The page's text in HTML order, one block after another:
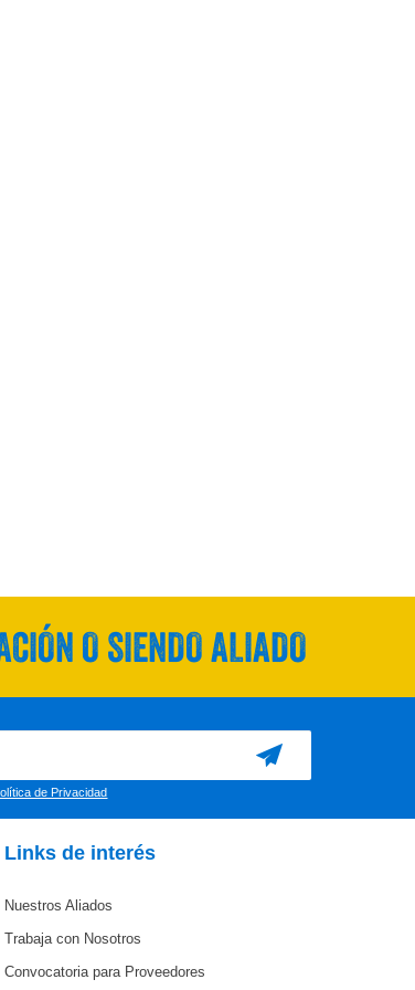
O SIENDO ALIADO
de Privacidad
Links de interés
Nuestros Aliados
Trabaja con Nosotros
Convocatoria para Proveedores